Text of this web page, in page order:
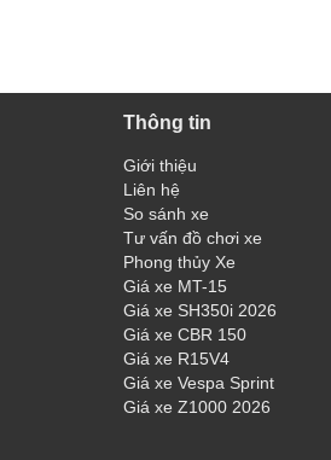
Thông tin
Giới thiệu
Liên hệ
So sánh xe
Tư vấn đồ chơi xe
Phong thủy Xe
Giá xe MT-15
Giá xe SH350i 2026
Giá xe CBR 150
Giá xe R15V4
Giá xe Vespa Sprint
Giá xe Z1000 2026